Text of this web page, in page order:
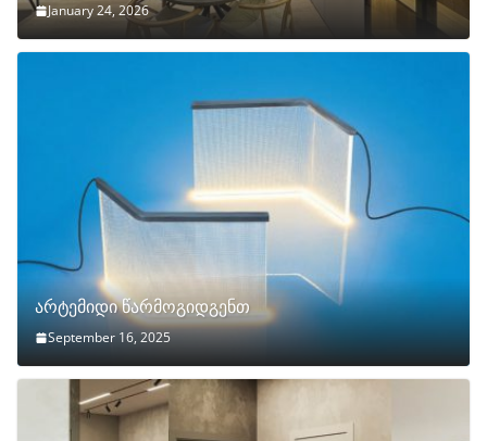
January 24, 2026
არტემიდი წარმოგიდგენთ
September 16, 2025